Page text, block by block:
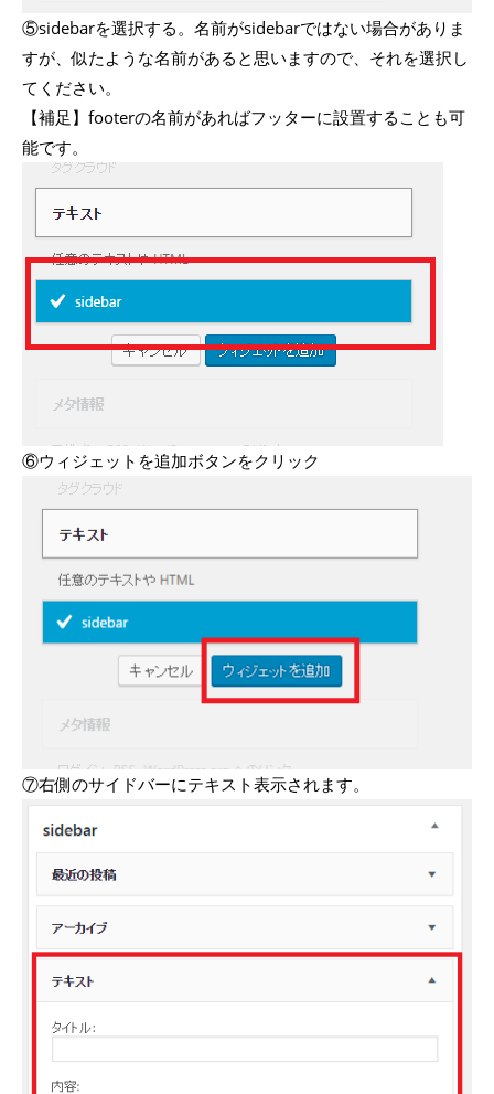
⑤sidebarを選択する。名前がsidebarではない場合がありま
すが、似たような名前があると思いますので、それを選択し
てください。
【補足】footerの名前があればフッターに設置することも可
能です。
⑥ウィジェットを追加ボタンをクリック
⑦右側のサイドバーにテキスト表示されます。